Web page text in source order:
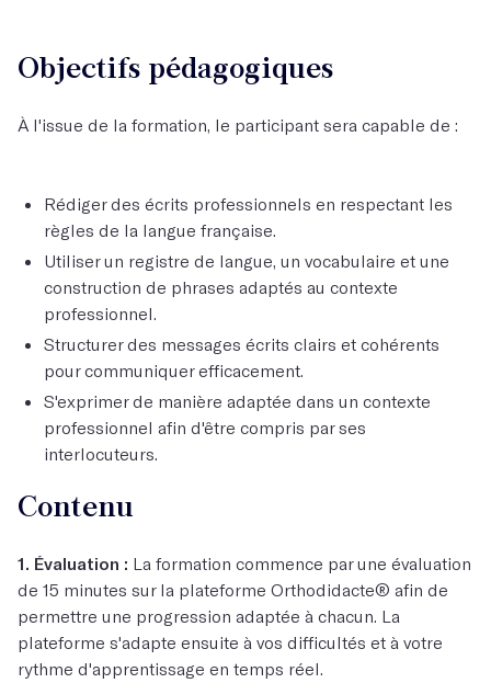
Objectifs pédagogiques
À l'issue de la formation, le participant sera capable de :
Rédiger des écrits professionnels en respectant les
règles de la langue française.
Utiliser un registre de langue, un vocabulaire et une
construction de phrases adaptés au contexte
professionnel.
Structurer des messages écrits clairs et cohérents
pour communiquer efficacement.
S'exprimer de manière adaptée dans un contexte
professionnel afin d'être compris par ses
interlocuteurs.
Contenu
1. Évaluation : La formation commence par une évaluation
de 15 minutes sur la plateforme Orthodidacte® afin de
permettre une progression adaptée à chacun. La
plateforme s'adapte ensuite à vos difficultés et à votre
rythme d'apprentissage en temps réel.